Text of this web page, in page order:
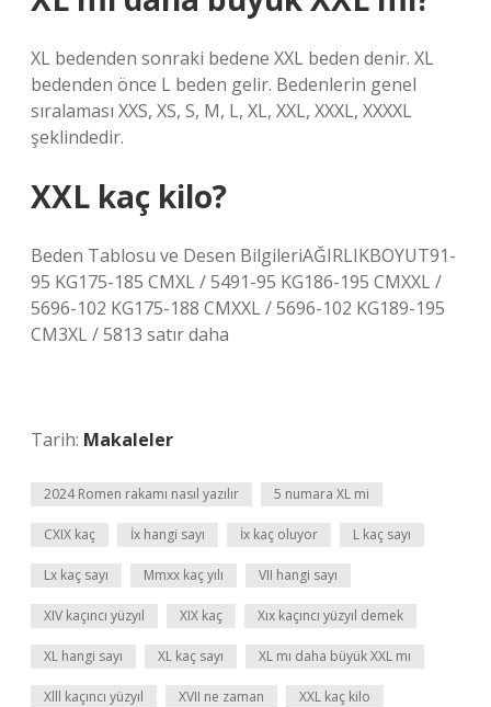
XL bedenden sonraki bedene XXL beden denir. XL
bedenden önce L beden gelir. Bedenlerin genel
sıralaması XXS, XS, S, M, L, XL, XXL, XXXL, XXXXL
şeklindedir.
XXL kaç kilo?
Beden Tablosu ve Desen BilgileriAĞIRLIKBOYUT91-
95 KG175-185 CMXL / 5491-95 KG186-195 CMXXL /
5696-102 KG175-188 CMXXL / 5696-102 KG189-195
CM3XL / 5813 satır daha
Tarih: Makaleler
2024 Romen rakamı nasıl yazılır 5 numara XL mi
CXIX kaç İx hangi sayı İx kaç oluyor L kaç sayı
Lx kaç sayı Mmxx kaç yılı VII hangi sayı
XIV kaçıncı yüzyıl XIX kaç Xıx kaçıncı yüzyıl demek
XL hangi sayı XL kaç sayı XL mı daha büyük XXL mı
Xlll kaçıncı yüzyıl XVII ne zaman XXL kaç kilo